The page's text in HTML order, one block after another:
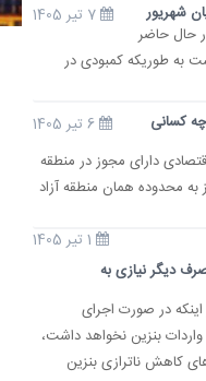
شهریور
حال حاضر
به طوریکه کمبودی در
کسانی
دارای مجوز در منطقه
به محدوده همان منطقه آزاد
دیگر نیازی به
در صورت اجرای
بنزین نخواهد داشت،
کاهش ناترازی بنزین